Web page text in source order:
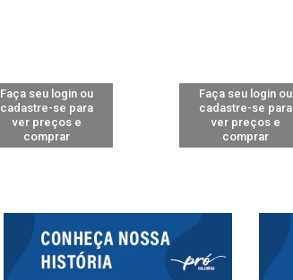
Faça seu login ou
cadastre-se para
ver preços e
comprar
Faça seu login ou
cadastre-se para
ver preços e
comprar